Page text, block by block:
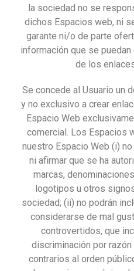
la sociedad no se
dichos Espacios web, ni
garante ni/o de parte
información que se
de los
Se concede al Usuario un
y no exclusivo a crear
Espacio Web
comercial. Los Espacios
nuestro Espacio Web (i)
ni afirmar que se ha
marcas,
logotipos u otros
sociedad; (ii) no podrán
considerarse de mal
controvertidos, que
discriminación por
contrarios al orden